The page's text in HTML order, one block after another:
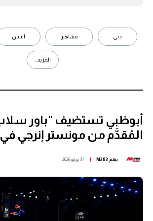
دبي مشاهير التنس
المزيد...
المُقدَّم من مونستر إنرجي في 23 أكتوبر
بقلم M283 31 يوليو 2026